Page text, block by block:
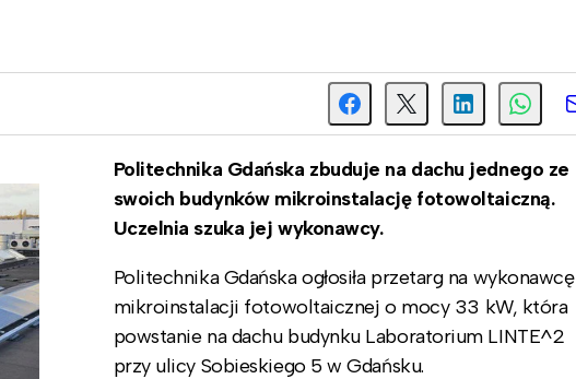
Politechnika Gdańska zbuduje na dachu jednego ze
swoich budynków mikroinstalację fotowoltaiczną.
Uczelnia szuka jej wykonawcy.
Politechnika Gdańska ogłosiła przetarg na wykonawcę
mikroinstalacji fotowoltaicznej o mocy 33 kW, która
powstanie na dachu budynku Laboratorium LINTE^2
przy ulicy Sobieskiego 5 w Gdańsku.